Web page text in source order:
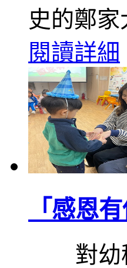
史的鄭
閱讀詳細
「感恩
對幼稚